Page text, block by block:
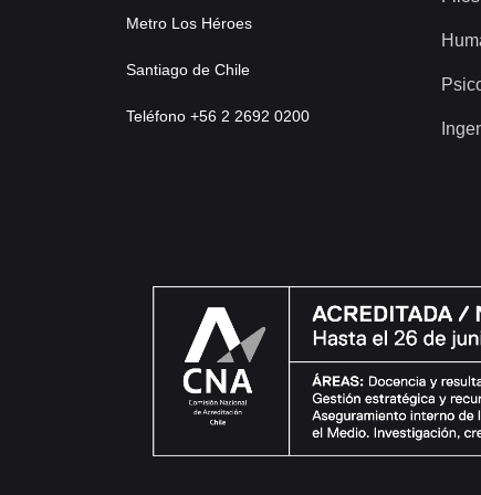
Metro Los Héroes
Santiago de Chile
Teléfono +56 2 2692 0200